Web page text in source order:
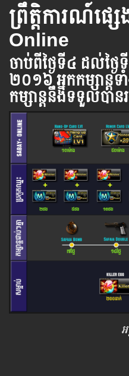
ព្រឹត្តិការណ៍ផ្ស
Online
ចាប់ពី​ថ្ងៃ​ទី​​៤ ដល់​ថ្ងៃ​
២០១៦ អ្នក​កម្សាន្ដ​
កម្សាន្ដ​នឹង​ទទួល​បាន​